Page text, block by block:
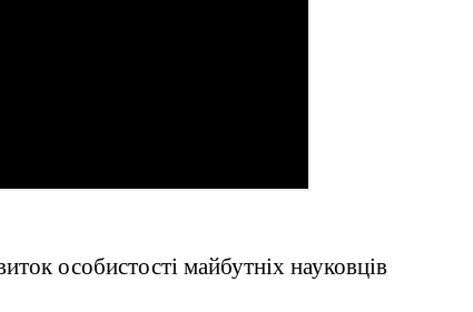
особистості майбутніх науковців